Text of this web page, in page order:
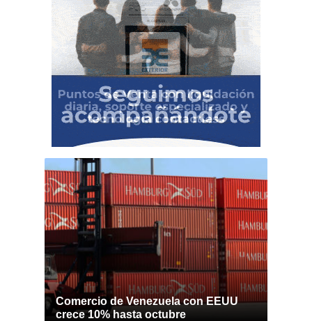
Comercio de Venezuela con EEUU
crece 10% hasta octubre